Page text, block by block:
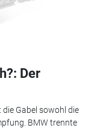
Der
Gabel sowohl die
BMW trennte